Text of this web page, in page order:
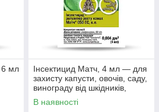
6 мл
Інсектицид Матч, 4 мл — для
захисту капусти, овочів, саду,
винограду від шкідників,
В наявності